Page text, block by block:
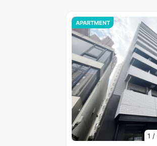
1 /
APARTMENT